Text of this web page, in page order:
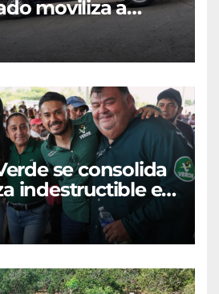
moviliza a
Rica
se consolida
indestructible en
de Veracruz